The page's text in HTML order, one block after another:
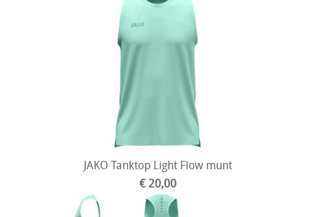
JAKO Tanktop Light Flow munt
€ 20,00